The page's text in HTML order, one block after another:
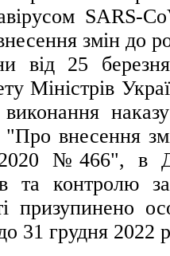
SARS-
змін до
від 25
Міністрів
внесення
№466", в
та контролю
призупинено
31 грудня 2022